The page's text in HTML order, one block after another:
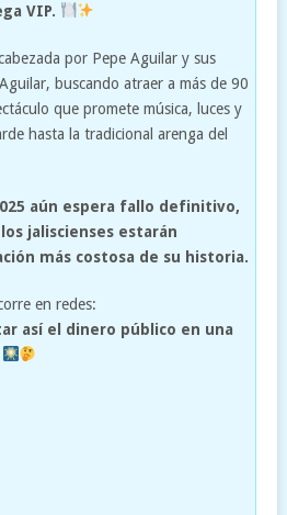
VIP.
por Pepe Aguilar y sus
buscando atraer a más de 90
que promete música, luces y
hasta la tradicional arenga del
aún espera fallo definitivo,
jaliscienses estarán
más costosa de su historia.
en redes:
así el dinero público en una